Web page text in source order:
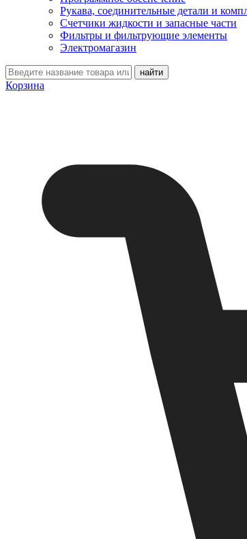
Рукава, соединительные детали и
Счетчики жидкости и запасные части
Фильтры и фильтрующие элементы
Электромагазин
Корзина